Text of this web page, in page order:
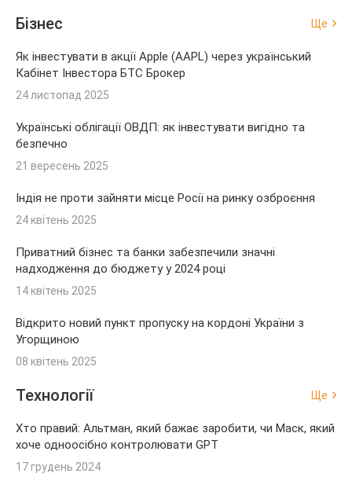
Бізнес Ще
Як інвестувати в акції Apple (AAPL) через український
Кабінет Інвестора БТС Брокер
24 листопад 2025
Українські облігації ОВДП: як інвестувати вигідно та
безпечно
21 вересень 2025
Індія не проти зайняти місце Росії на ринку озброєння
24 квітень 2025
Приватний бізнес та банки забезпечили значні
надходження до бюджету у 2024 році
14 квітень 2025
Відкрито новий пункт пропуску на кордоні України з
Угорщиною
08 квітень 2025
Технології Ще
Хто правий: Альтман, який бажає заробити, чи Маск, який
хоче одноосібно контролювати GPT
17 грудень 2024